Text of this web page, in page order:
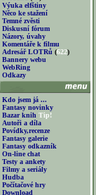
Výuka elfštiny
Něco ke stažení
Temné zvěsti
Diskusní fórum
Názory, úvahy
Komentáře k filmu
Adresář LOTRů (622)
Bannery webu
WebRing
Odkazy
Kdo jsem já ...
Fantasy novinky
Bazar knih Tip!
Autoři a díla
Povídky,recenze
Fantasy galerie
Fantasy odkazník
On-line chat
Testy a ankety
Filmy a seriály
Hudba
Počítačové hry
Download